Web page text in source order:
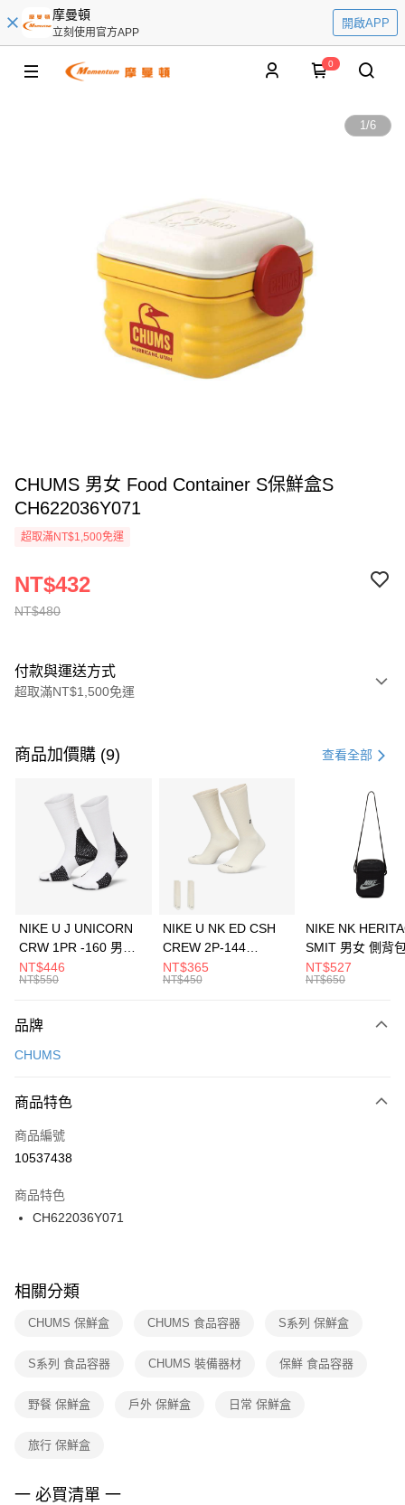
摩曼頓
立刻使用官方APP
開啟APP
0
1/6
CHUMS 男女 Food Container S保鮮盒S
CH622036Y071
超取滿NT$1,500免運
NT$480
NT$432
付款與運送方式
超取滿NT$1,500免運
信用卡一次付款
3 期 0 利率 每期 21家銀行
合作金庫商業銀行
第一商業銀行
華南商業銀行
彰化商業銀行
上海商業儲蓄銀行
元大商業銀行
台灣樂天信用卡公司
Apple Pay
全盈+PAY
AFTEE先享後付
【關於「AFTEE先享後付」】
便利好安心！
３．安心：先確認商品／服務後，再付款。
【「AFTEE先享後付」結帳流程】
１．於結帳方式選擇「AFTEE先享後付」後，將跳轉至「AFTEE先享後付」
２．訂單成立數日內，您將收到繳費通知簡訊。
３．收到繳費通知簡訊後14天內，點擊此簡訊中的連結，可透過四大超商／
ATM／網路銀行／等多元方式進行付款，方視為交易完成。
※ 交易是否成功請以「AFTEE先享後付 」之結帳頁面顯示為準，若有關於
是否繳費成功／繳費後需取消欲退款等相關疑問，請聯繫「AFTEE先享後付
客戶支援中心」https://netprotections.freshdesk.com/support/home
１．透過由恩沛科技股份有限公司提供之「AFTEE先享後付」服務完成之交
權轉讓予恩沛科技股份有限公司。
３．未成年的使用者請事先徵得法定代理人或監護人之同意方可使用
４．使用「AFTEE先享後付」時，將依據個別帳號之用戶狀況，依本公司即
運送方式
每筆NT$100，滿NT$1,500(含以上)免運費
宅配
每筆NT$100，滿NT$1,500(含以上)免運費
付款後門市自取
每筆NT$100，滿NT$1,500(含以上)免運費
商品加價購 (9) 查看全部
NIKE U J UNICORN
CRW 1PR -160 男女
中統襪 FZ3393100
NT$446
NT$550
NIKE U NK ED CSH
CREW 2P-144
EMBRDY 男女 短統襪
FZ3073133
NT$365
NT$450
NIKE NK
SMIT 男女 側背
BA5871010
NT$527
NT$650
品牌
CHUMS
商品特色
商品編號
10537438
商品特色
CH622036Y071
相關分類
CHUMS 保鮮盒 CHUMS 食品容器 S系列 保鮮盒
S系列 食品容器 CHUMS 裝備器材 保鮮 食品容器
野餐 保鮮盒 戶外 保鮮盒 日常 保鮮盒
旅行 保鮮盒
一 必買清單 一